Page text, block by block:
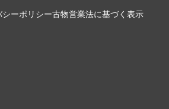
ーポリシー古物営業法に基づく表示